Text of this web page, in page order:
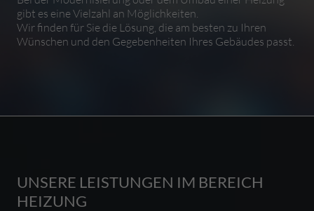
gibt es eine Vielzahl an Möglichkeiten.
Wir finden für Sie die Lösung, die am besten zu Ihren
Wünschen und den Gegebenheiten Ihres Gebäudes passt.
UNSERE LEISTUNGEN IM BEREICH
HEIZUNG